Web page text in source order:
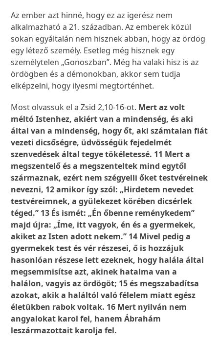
Az ember azt hinné, hogy ez az igerész nem
alkalmazható a 21. században. Az emberek közül
sokan egyáltalán nem hisznek abban, hogy az ördög
egy létező személy. Esetleg még hisznek egy
személytelen „Gonoszban”. Még ha valaki hisz is az
ördögben és a démonokban, akkor sem tudja
elképzelni, hogy ilyesmi megtörténhet.
Most olvassuk el a Zsid 2,10-16-ot. Mert az volt
méltó Istenhez, akiért van a mindenség, és aki
által van a mindenség, hogy őt, aki számtalan fiát
vezeti dicsőségre, üdvösségük fejedelmét
szenvedések által tegye tökéletessé. 11 Mert a
megszentelő és a megszenteltek mind egytől
származnak, ezért nem szégyelli őket testvéreinek
nevezni, 12 amikor így szól: „Hirdetem nevedet
testvéreimnek, a gyülekezet körében dicsérlek
téged.” 13 És ismét: „Én őbenne reménykedem”
majd újra: „Íme, itt vagyok, én és a gyermekek,
akiket az Isten adott nekem.” 14 Mivel pedig a
gyermekek test és vér részesei, ő is hozzájuk
hasonlóan részese lett ezeknek, hogy halála által
megsemmisítse azt, akinek hatalma van a
halálon, vagyis az ördögöt; 15 és megszabadítsa
azokat, akik a haláltól való félelem miatt egész
életükben rabok voltak. 16 Mert nyilván nem
angyalokat karol fel, hanem Ábrahám
leszármazottait karolja fel.